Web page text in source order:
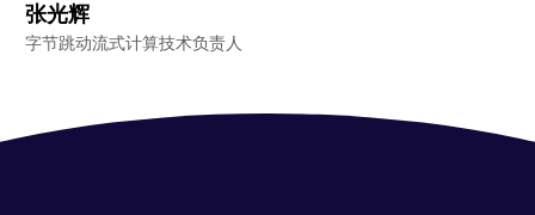
张光辉
字节跳动流式计算技术负责人